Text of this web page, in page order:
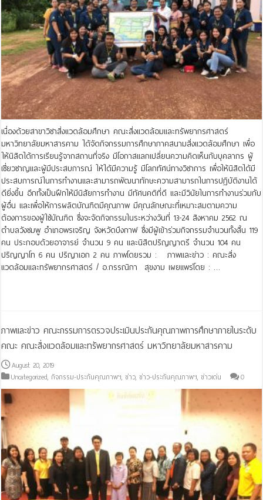
เนื่องด้วยสาขาวิชาสิ่งแวดล้อมศึกษา คณะสิ่งแวดล้อมและทรัพยากรศาสตร์
มหาวิทยาลัยมหาสารคาม ได้จัดกิจกรรมการศึกษาภาคสนามสิ่งแวดล้อมศึกษา เพื่อ
ให้นิสิตได้การเรียนรู้จากสถานที่จริง มีโอกาสแลกเปลี่ยนความคิดเห็นกับบุคลากร ผู้
เชี่ยวชาญและผู้มีประสบการณ์ ให้ได้มีความรู้ มีโลกทัศน์ทางวิชาการ เพื่อให้นิสิตได้มี
ประสบการณ์ในการทำงานและสามารถพัฒนาทักษะความสามารถในการปฏิบัติงานได้
ดียิ่งขึ้น อีกทั้งเป็นฝึกให้มีนิสัยการทำงาน มีทัศนคติที่ดี และมีวินัยในการทำงานร่วมกับ
ผู้อื่น และเพื่อให้การผลิตบัณฑิตมีคุณภาพ มีคุณลักษณะที่เหมาะสมตามความ
ต้องการของผู้ใช้บัณฑิต ซึ่งจะจัดกิจกรรมในระหว่างวันที่ 13-24 สิงหาคม 2562 ณ
ตำบลวังชมพู อำเภอพรเจริญ จังหวัดบึงกาฬ ซึ่งมีผู้เข้าร่วมกิจกรรมจำนวนทั้งสิ้น 119
คน ประกอบด้วยอาจารย์ จำนวน 9 คน และนิสิตปริญญาตรี จำนวน 104 คน
ปริญญาโท 6 คน ปริญาเอก 2 คน ภาพโดยรวม : ภาพและข่าว : คณะสิ่ง
แวดล้อมและทรัพยากรศาสตร์ / อ.กรรณิกา สุขงาม เผยแพร่โดย : …
ภาพและข่าว คณะกรรมการตรวจประเมินประกันคุณภาพการศึกษาภายในระดับ
คณะ คณะสิ่งแวดล้อมและทรัพยากรศาสตร์ มหาวิทยาลัยมหาสารคาม
August 20, 2019
Uncategorized,กิจกรรม-ประกันคุณภาพฯ,ข่าว,ข่าว-ประกันคุณภาพฯ,ข่าวเด่น 0